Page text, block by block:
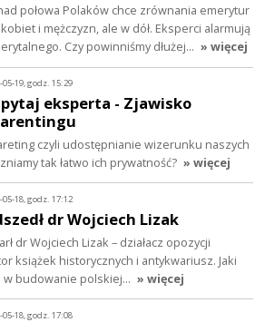
połowa Polaków chce zrównania emerytur
i mężczyzn, ale w dół. Eksperci alarmują
Czy powinniśmy dłużej… » więcej
05-19, godz. 15:29
eksperta - Zjawisko
czyli udostępnianie wizerunku naszych
tak łatwo ich prywatność? » więcej
05-18, godz. 17:12
dr Wojciech Lizak
dr Wojciech Lizak – działacz opozycji
książek historycznych i antykwariusz. Jaki
w budowanie polskiej… » więcej
05-18, godz. 17:08